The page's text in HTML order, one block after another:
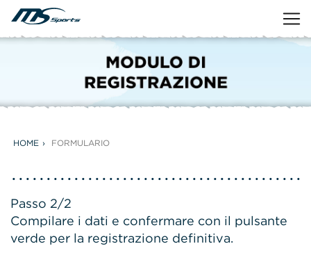
HOME FORMULARIO
Passo 2/2
Compilare i dati e confermare con il pulsante
verde per la registrazione definitiva.